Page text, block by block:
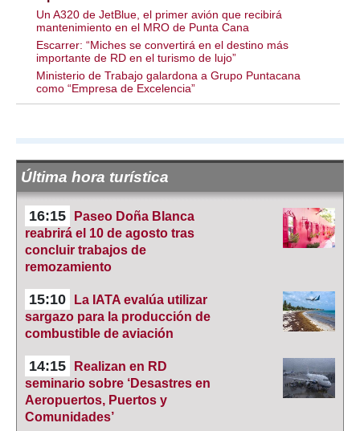
Un A320 de JetBlue, el primer avión que recibirá
mantenimiento en el MRO de Punta Cana
Escarrer: “Miches se convertirá en el destino más
importante de RD en el turismo de lujo”
Ministerio de Trabajo galardona a Grupo Puntacana
como “Empresa de Excelencia”
Última hora turística
16:15
Paseo Doña Blanca
reabrirá el 10 de agosto tras
concluir trabajos de
remozamiento
15:10
La IATA evalúa utilizar
sargazo para la producción de
combustible de aviación
14:15
Realizan en RD
seminario sobre ‘Desastres en
Aeropuertos, Puertos y
Comunidades’